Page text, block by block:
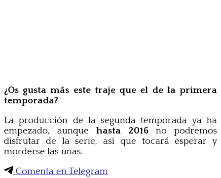
¿Os gusta más este traje que el de la primera
temporada?
La producción de la segunda temporada ya ha
empezado, aunque hasta 2016 no podremos
disfrutar de la serie, así que tocará esperar y
morderse las uñas.
Comenta en Telegram